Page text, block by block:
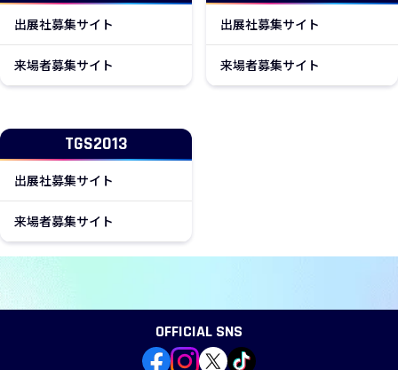
出展社募集サイト 新しいウィンドウで開きます
来場者募集サイト 新しいウィンドウで開きます
出展社募集サイト
来場者募集サイト
TGS2013
出展社募集サイト
来場者募集サイト
OFFICIAL SNS